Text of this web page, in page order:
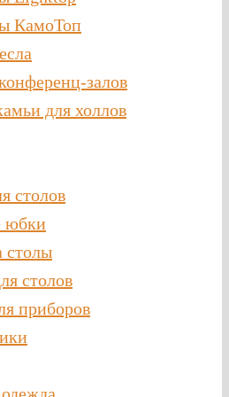
КамоТоп
залов
для холлов
столов
юбки
столы
столов
приборов